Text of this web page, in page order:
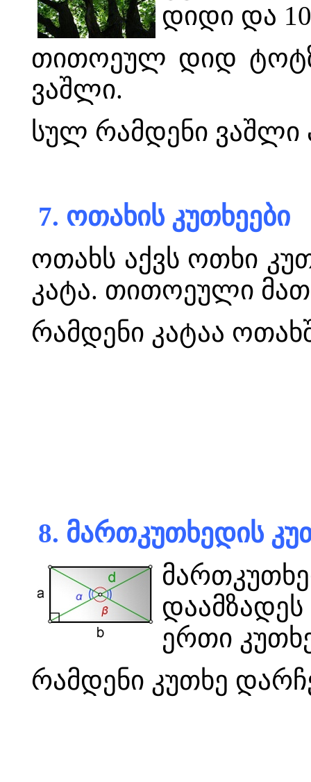
დიდი და
თითოეულ დიდ
ვაშლი.
სულ რამდენი ვაშლი
7. ოთახის კუთხეები
ოთახს აქვს ოთხი
კატა. თითოეული
რამდენი კატაა
8. მართკუთხედის
ერთი
რამდენი კუთხე